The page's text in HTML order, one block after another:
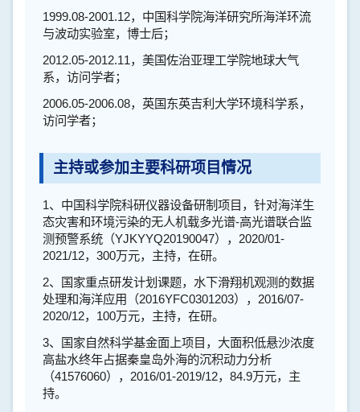
1999.08-2001.12，中国科学院海洋研究所海洋环流
与波动实验室，博士后；
2012.05-2012.11，美国佐治亚理工学院地球大气
系，访问学者；
2006.05-2006.08，英国东英吉利大学环境科学系，
访问学者；
主持或参加主要科研项目情况
1、中国科学院科研仪器设备研制项目，针对海洋生
态灾害和环境污染的无人机载多光谱-高光谱联合监
测预警系统（YJKYYQ20190047）， 2020/01-
2021/12， 300万元，主持，在研。
2、国家重点研发计划课题，水下滑翔机观测的数据
处理和海洋应用（2016YFC0301203）， 2016/07-
2020/12， 100万元，主持，在研。
3、国家自然科学基金面上项目，大面积低悬沙浓度
高盐水终年占据秦皇岛外海的沉积动力分析
（41576060）， 2016/01-2019/12， 84.9万元，主
持。